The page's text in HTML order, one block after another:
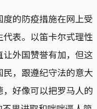
的防疫措施在网上受
表。以笛卡尔式理性
外国赞誉有加，但这
，跟遵纪守法的意大
好像可以把罗马人的